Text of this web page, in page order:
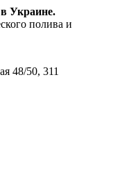
Украине.
полива и
48/50, 311